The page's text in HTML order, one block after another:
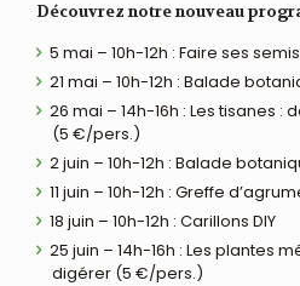
Découvrez notre nouveau
5 mai – 10h-12h : Faire ses semis
21 mai – 10h-12h : Balade
26 mai – 14h-16h : Les tisanes
(5 €/pers.)
2 juin – 10h-12h : Balade
11 juin – 10h-12h : Greffe
18 juin – 10h-12h : Carillons DIY
25 juin – 14h-16h : Les plantes
digérer (5 €/pers.)